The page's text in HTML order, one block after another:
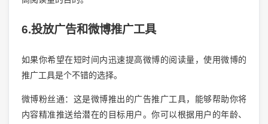
6.投放广告和微博推广工具
如果你希望在短时间内迅速提高微博的阅读量，使用微博的
推广工具是个不错的选择。
微博粉丝通：这是微博推出的广告推广工具，能够帮助你将
内容精准推送给潜在的目标用户。你可以根据用户的年龄、